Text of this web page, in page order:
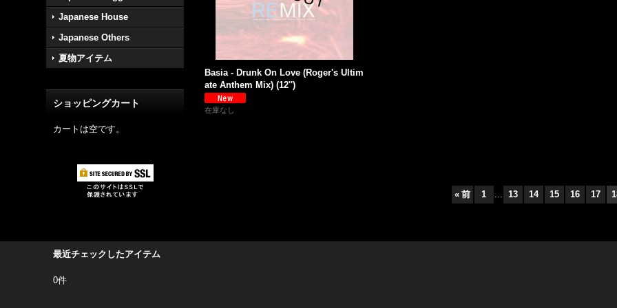
Japanese House
Japanese Others
夏物アイテム
ショッピングカート
カートは空です。
Basia - Drunk On Love (Roger's Ultim
ate Anthem Mix) (12'')
在庫なし
« 前 1 ... 13 14 15 16 17
最近チェックしたアイテム
0件